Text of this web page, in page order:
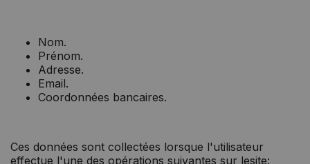
Nom.
Prénom.
Adresse.
Email.
Coordonnées bancaires.
Ces données sont collectées lorsque l'utilisateur
effectue l'une des opérations suivantes sur lesite: